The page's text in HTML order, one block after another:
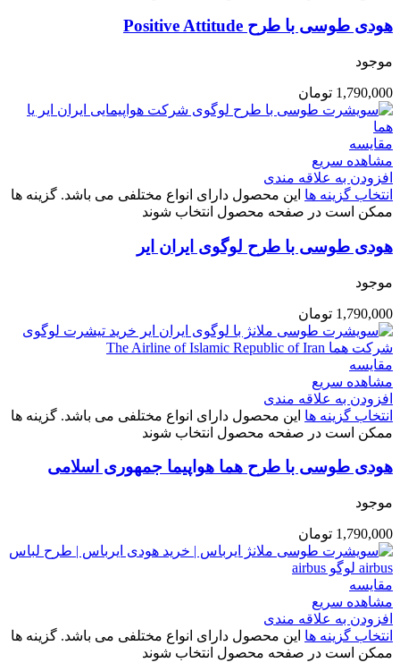
هودی طوسی با طرح Positive Attitude
موجود
1,790,000 تومان
مقایسه
مشاهده سریع
افزودن به علاقه مندی
انتخاب گزینه ها این محصول دارای انواع مختلفی می باشد. گزینه ها
ممکن است در صفحه محصول انتخاب شوند
هودی طوسی با طرح لوگوی ایران ایر
موجود
1,790,000 تومان
مقایسه
مشاهده سریع
افزودن به علاقه مندی
انتخاب گزینه ها این محصول دارای انواع مختلفی می باشد. گزینه ها
ممکن است در صفحه محصول انتخاب شوند
هودی طوسی با طرح هما هواپیما جمهوری اسلامی
موجود
1,790,000 تومان
مقایسه
مشاهده سریع
افزودن به علاقه مندی
انتخاب گزینه ها این محصول دارای انواع مختلفی می باشد. گزینه ها
ممکن است در صفحه محصول انتخاب شوند